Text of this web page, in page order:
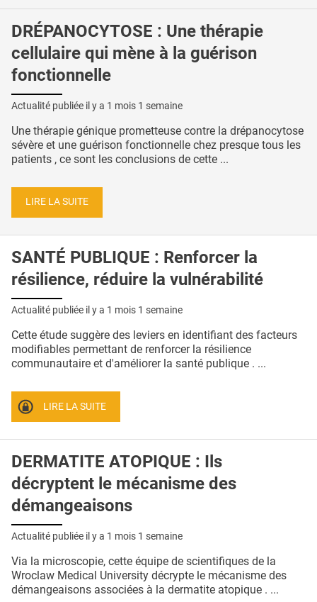
DRÉPANOCYTOSE : Une thérapie
cellulaire qui mène à la guérison
fonctionnelle
Actualité publiée il y a 1 mois 1 semaine
Une thérapie génique prometteuse contre la drépanocytose
sévère et une guérison fonctionnelle chez presque tous les
patients , ce sont les conclusions de cette ...
LIRE LA SUITE
SANTÉ PUBLIQUE : Renforcer la
résilience, réduire la vulnérabilité
Actualité publiée il y a 1 mois 1 semaine
Cette étude suggère des leviers en identifiant des facteurs
modifiables permettant de renforcer la résilience
communautaire et d'améliorer la santé publique . ...
LIRE LA SUITE
DERMATITE ATOPIQUE : Ils
décryptent le mécanisme des
démangeaisons
Actualité publiée il y a 1 mois 1 semaine
Via la microscopie, cette équipe de scientifiques de la
Wroclaw Medical University décrypte le mécanisme des
démangeaisons associées à la dermatite atopique . ...